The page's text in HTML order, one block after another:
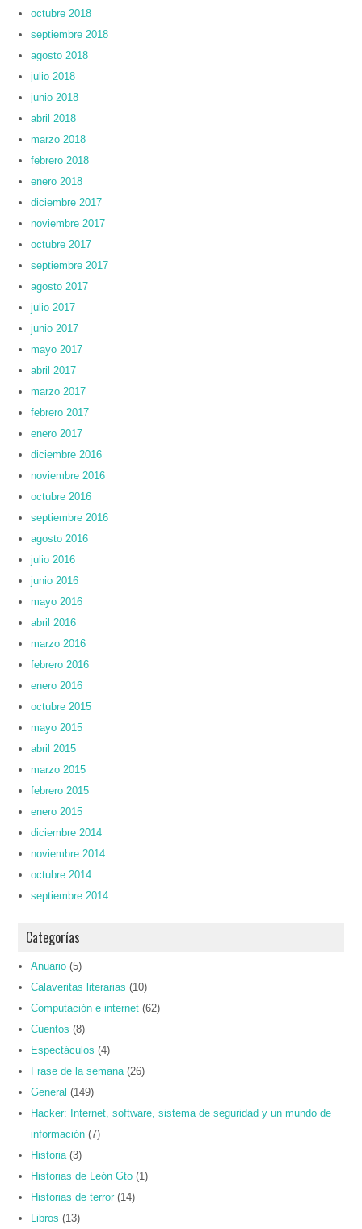
octubre 2018
septiembre 2018
agosto 2018
julio 2018
junio 2018
abril 2018
marzo 2018
febrero 2018
enero 2018
diciembre 2017
noviembre 2017
octubre 2017
septiembre 2017
agosto 2017
julio 2017
junio 2017
mayo 2017
abril 2017
marzo 2017
febrero 2017
enero 2017
diciembre 2016
noviembre 2016
octubre 2016
septiembre 2016
agosto 2016
julio 2016
junio 2016
mayo 2016
abril 2016
marzo 2016
febrero 2016
enero 2016
octubre 2015
mayo 2015
abril 2015
marzo 2015
febrero 2015
enero 2015
diciembre 2014
noviembre 2014
octubre 2014
septiembre 2014
Categorías
Anuario (5)
Calaveritas literarias (10)
Computación e internet (62)
Cuentos (8)
Espectáculos (4)
Frase de la semana (26)
General (149)
Hacker: Internet, software, sistema de seguridad y un mundo de
información (7)
Historia (3)
Historias de León Gto (1)
Historias de terror (14)
Libros (13)